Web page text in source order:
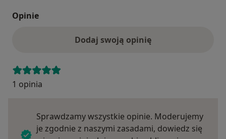
Opinie
Dodaj swoją opinię
1 opinia
Sprawdzamy wszystkie opinie. Moderujemy
je zgodnie z naszymi zasadami, dowiedz się